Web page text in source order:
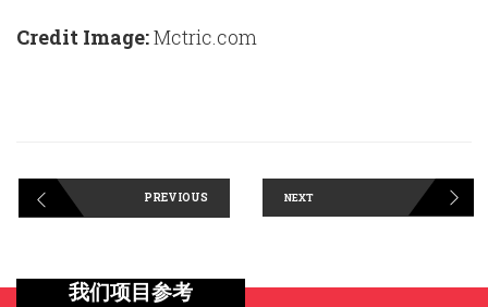
Credit Image:Mctric.com
PREVIOUS NEXT
我们项目参考